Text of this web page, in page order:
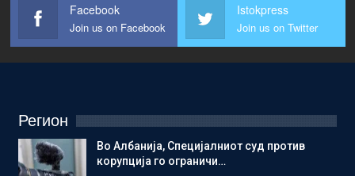
Facebook
Join us on Facebook
Istokpress
Join us on Twitter
Регион
Во Албанија, Специјалниот суд против
корупција го ограничи…